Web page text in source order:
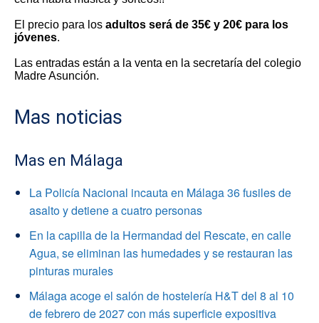
El precio para los adultos será de 35€ y 20€ para los
jóvenes.
Las entradas están a la venta en la secretaría del colegio
Madre Asunción.
Mas noticias
Mas en Málaga
La Policía Nacional incauta en Málaga 36 fusiles de
asalto y detiene a cuatro personas
En la capilla de la Hermandad del Rescate, en calle
Agua, se eliminan las humedades y se restauran las
pinturas murales
Málaga acoge el salón de hostelería H&T del 8 al 10
de febrero de 2027 con más superficie expositiva